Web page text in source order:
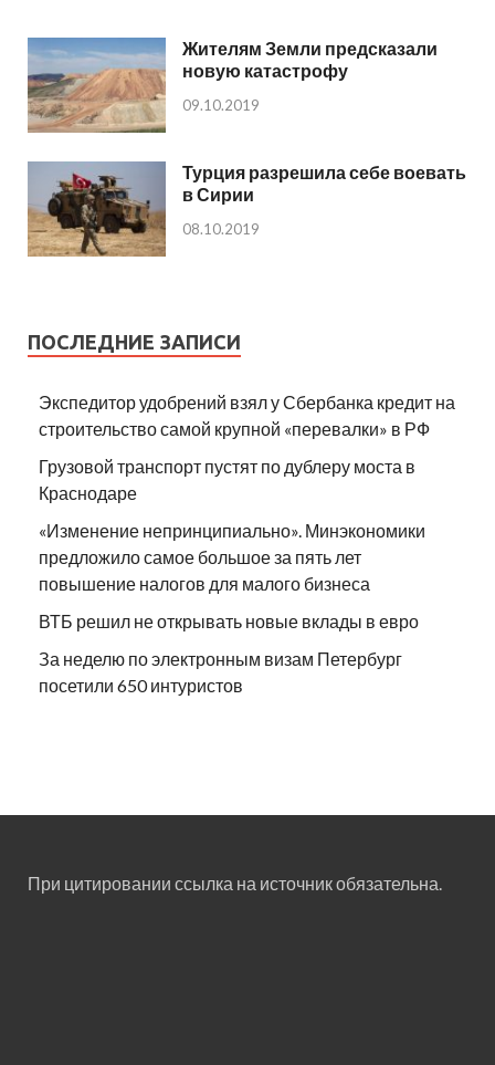
Жителям Земли предсказали
новую катастрофу
09.10.2019
Турция разрешила себе воевать
в Сирии
08.10.2019
ПОСЛЕДНИЕ ЗАПИСИ
Экспедитор удобрений взял у Сбербанка кредит на
строительство самой крупной «перевалки» в РФ
Грузовой транспорт пустят по дублеру моста в
Краснодаре
«Изменение непринципиально». Минэкономики
предложило самое большое за пять лет
повышение налогов для малого бизнеса
ВТБ решил не открывать новые вклады в евро
За неделю по электронным визам Петербург
посетили 650 интуристов
При цитировании ссылка на источник обязательна.